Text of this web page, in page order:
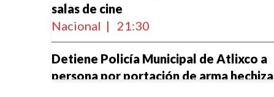
salas de cine
Nacional | 21:30
Detiene Policía Municipal de Atlixco a
persona por portación de arma hechiza